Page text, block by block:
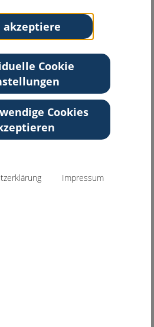
akzeptiere
Cookie
Cookies
Impressum
info@deutsches-
schmerz-zentrum.de